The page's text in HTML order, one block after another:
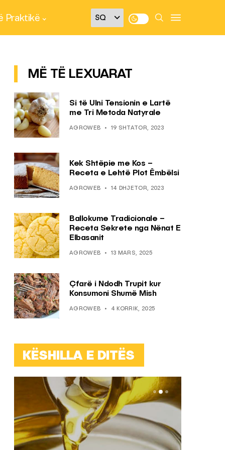
Praktikë
MË TË LEXUARAT
Si të Ulni Tensionin e Lartë
me Tri Metoda Natyrale
AGROWEB 19 SHTATOR, 2023
Kek Shtëpie me Kos –
Receta e Lehtë Plot Ëmbëlsi
AGROWEB 14 DHJETOR, 2023
Ballokume Tradicionale –
Receta Sekrete nga Nënat E
Elbasanit
AGROWEB 13 MARS, 2025
Çfarë i Ndodh Trupit kur
Konsumoni Shumë Mish
AGROWEB 4 KORRIK, 2025
KËSHILLA E DITËS